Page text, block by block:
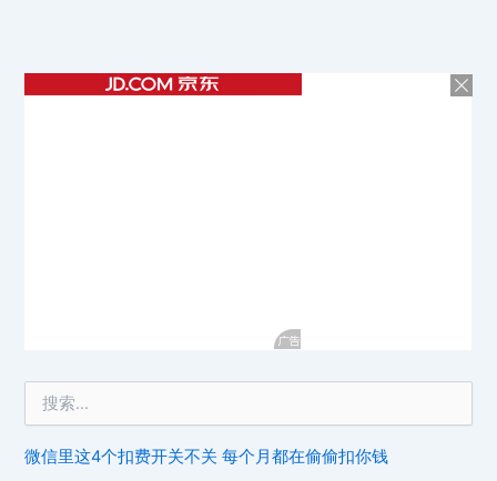
微信里这4个扣费开关不关 每个月都在偷偷扣你钱